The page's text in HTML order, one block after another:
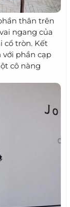
thân trên
ngang của
cổ tròn. Kết
với phần cạp
cô nàng